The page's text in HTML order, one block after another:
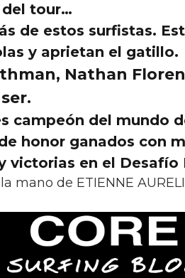
del tour…
de estos surfistas.
y aprietan el gatillo.
Nathan
campeón del mundo
honor ganados con
en el Desafío
mano de ETIENNE